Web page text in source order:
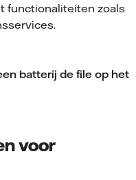
functionaliteiten zoals
batterij de file op het
voor